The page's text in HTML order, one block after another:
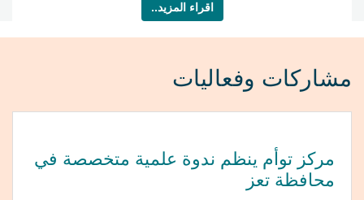
اقراء المزيد..
مشاركات وفعاليات
مركز توأم ينظم ندوة علمية متخصصة في
محافظة تعز